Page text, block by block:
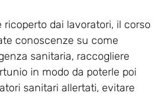
ricoperto dai lavoratori, il corso
conoscenze su come
sanitaria, raccogliere
in modo da poterle poi
sanitari allertati, evitare